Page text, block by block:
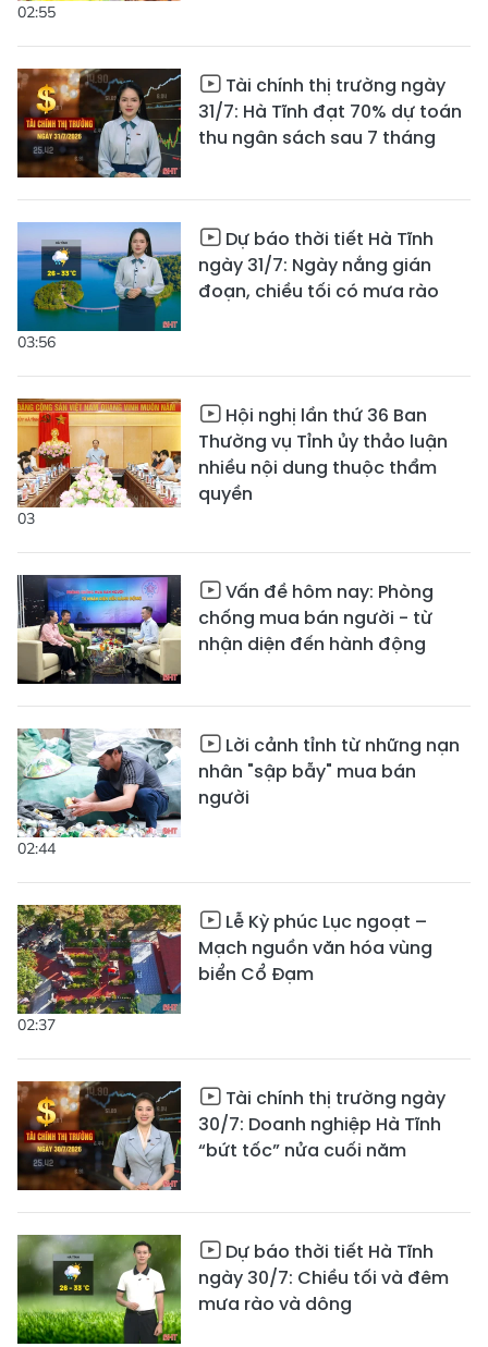
02:55
Tài chính thị trường ngày
31/7: Hà Tĩnh đạt 70% dự toán
thu ngân sách sau 7 tháng
03:56
Dự báo thời tiết Hà Tĩnh
ngày 31/7: Ngày nắng gián
đoạn, chiều tối có mưa rào
03
Hội nghị lần thứ 36 Ban
Thường vụ Tỉnh ủy thảo luận
nhiều nội dung thuộc thẩm
quyền
Vấn đề hôm nay: Phòng
chống mua bán người - từ
nhận diện đến hành động
02:44
Lời cảnh tỉnh từ những nạn
nhân "sập bẫy" mua bán
người
02:37
Lễ Kỳ phúc Lục ngoạt –
Mạch nguồn văn hóa vùng
biển Cổ Đạm
Tài chính thị trường ngày
30/7: Doanh nghiệp Hà Tĩnh
“bứt tốc” nửa cuối năm
Dự báo thời tiết Hà Tĩnh
ngày 30/7: Chiều tối và đêm
mưa rào và dông